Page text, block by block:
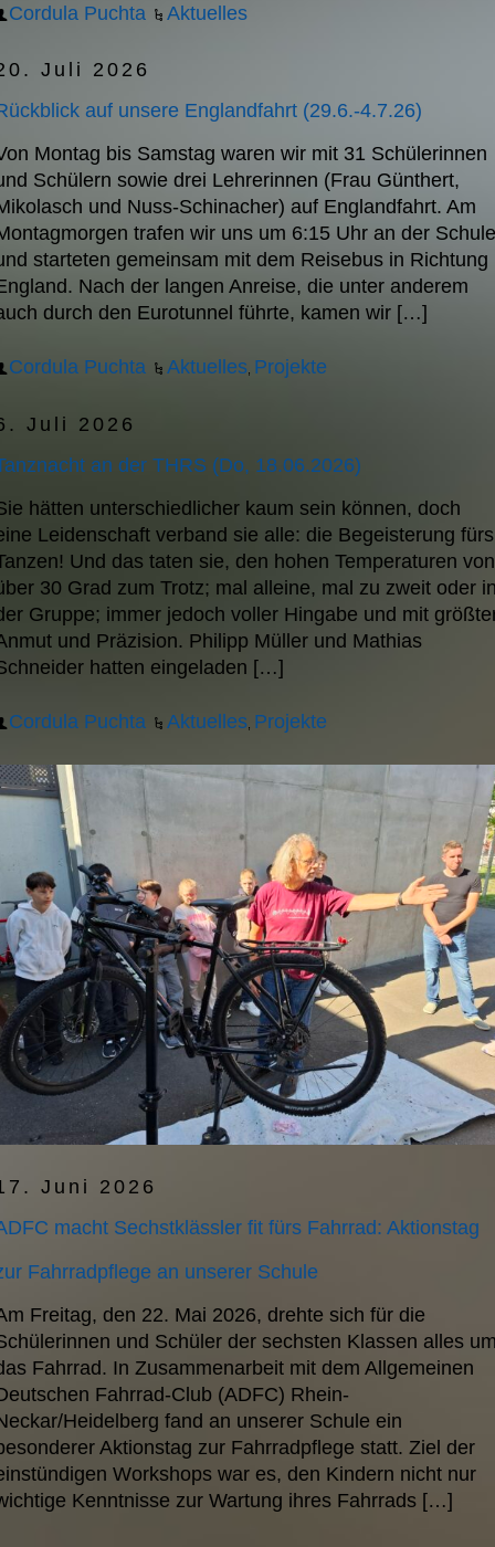
Cordula Puchta Aktuelles
Juli 2026
auf unsere Englandfahrt (29.6.-4.7.26)
Montag bis Samstag waren wir mit 31 Schülerinnen
Schülern sowie drei Lehrerinnen (Frau Günthert,
und Nuss-Schinacher) auf Englandfahrt. Am
trafen wir uns um 6:15 Uhr an der Schule
starteten gemeinsam mit dem Reisebus in Richtung
Nach der langen Anreise, die unter anderem
durch den Eurotunnel führte, kamen wir […]
Cordula Puchta Aktuelles Projekte
Juli 2026
an der THRS (Do, 18.06.2026)
hätten unterschiedlicher kaum sein können, doch
Leidenschaft verband sie alle: die Begeisterung fürs
Und das taten sie, den hohen Temperaturen von
30 Grad zum Trotz; mal alleine, mal zu zweit oder
Gruppe; immer jedoch voller Hingabe und mit
und Präzision. Philipp Müller und Mathias
hatten eingeladen […]
Cordula Puchta Aktuelles Projekte
Juni 2026
macht Sechstklässler fit fürs Fahrrad: Aktionstag
Fahrradpflege an unserer Schule
Freitag, den 22. Mai 2026, drehte sich für die
und Schüler der sechsten Klassen alles
Fahrrad. In Zusammenarbeit mit dem Allgemeinen
Fahrrad-Club (ADFC) Rhein-
Heidelberg fand an unserer Schule ein
Aktionstag zur Fahrradpflege statt. Ziel der
Workshops war es, den Kindern nicht nur
Kenntnisse zur Wartung ihres Fahrrads […]